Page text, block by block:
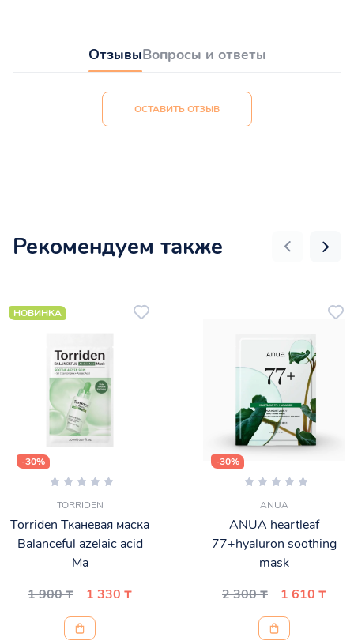
ОтзывыВопросы и ответы
ОСТАВИТЬ ОТЗЫВ
Рекомендуем также
НОВИНКА
-30%
TORRIDEN
Torriden Тканевая маска
Balanceful azelaic acid
Ma
1 900 ₸
1 330 ₸
-30%
ANUA
ANUA heartleaf
77+hyaluron soothing
mask
2 300 ₸
1 610 ₸